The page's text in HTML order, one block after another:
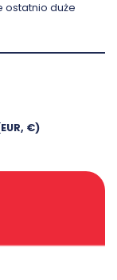
ostatnio duże
€)